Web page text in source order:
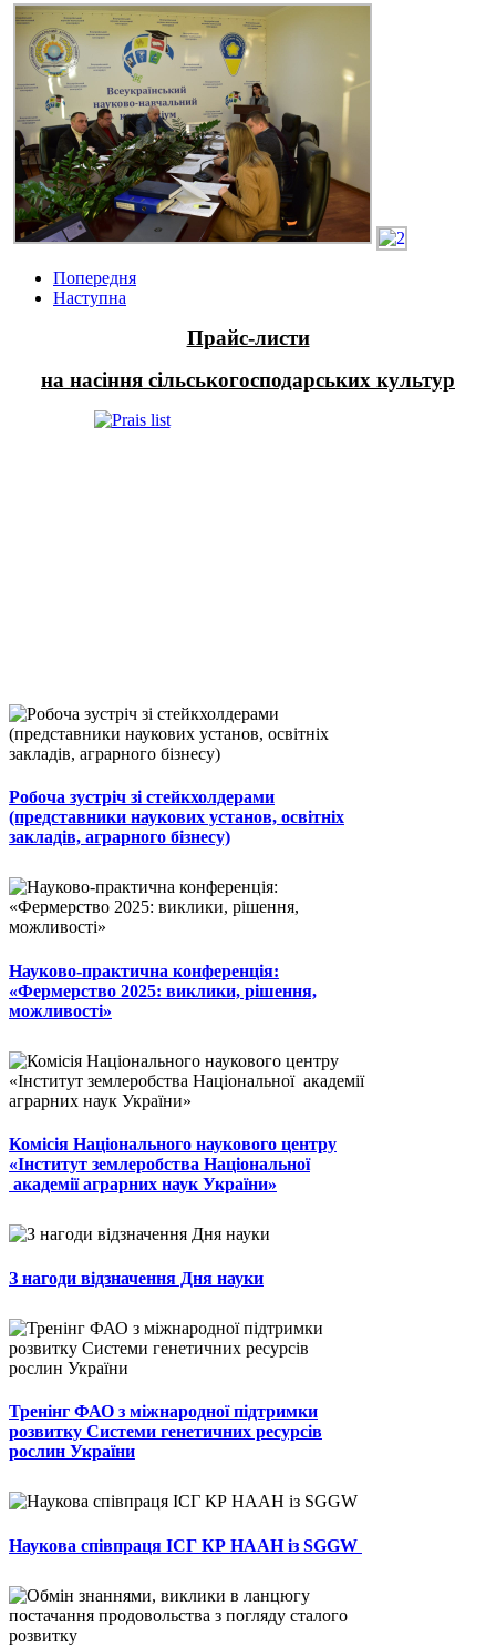
Попередня
Наступна
Прайс-листи
на насіння сільськогосподарських культур
Робоча зустріч зі стейкхолдерами
(представники наукових установ, освітніх
закладів, аграрного бізнесу)
Науково-практична конференція:
«Фермерство 2025: виклики, рішення,
можливості»
Комісія Національного наукового центру
«Інститут землеробства Національної
академії аграрних наук України»
З нагоди відзначення Дня науки
Тренінг ФАО з міжнародної підтримки
розвитку Системи генетичних ресурсів
рослин України
Наукова співпраця ІСГ КР НААН із SGGW